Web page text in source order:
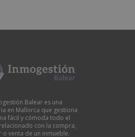
Balear es una
en Mallorca que gestiona
fácil y cómoda todo el
con la compra,
o venta de un inmueble.